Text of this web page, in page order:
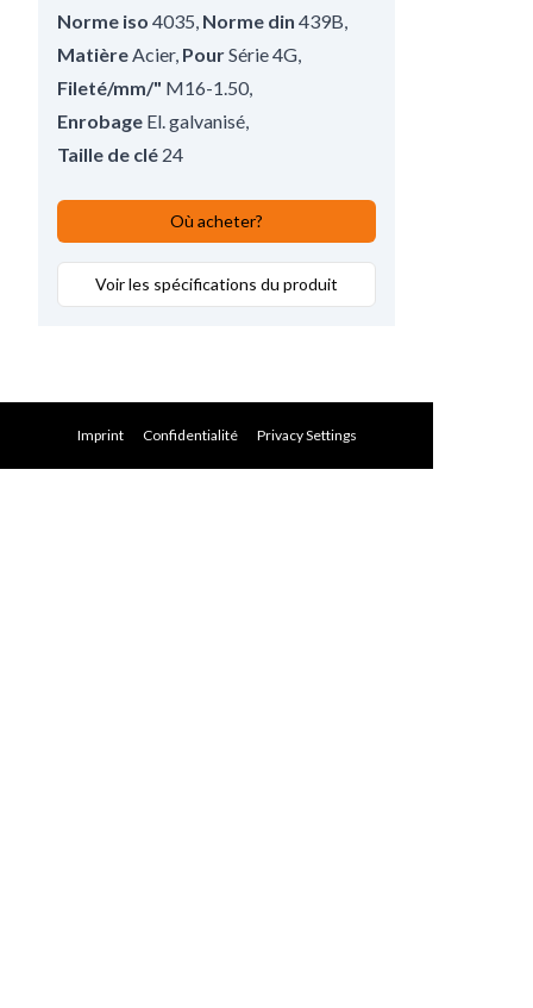
Norme iso 4035, Norme din 439B,
MatièreAcier, PourSérie 4G,
Fileté/mm/" M16-1.50,
Enrobage El. galvanisé,
Taille de clé 24
Où acheter?
Voir les spécifications du produit
Imprint Confidentialité Privacy Settings